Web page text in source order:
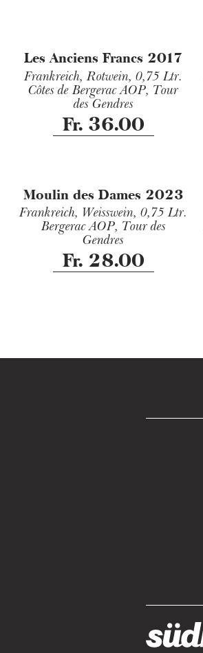
Les Anciens Francs 2017
Frankreich, Rotwein,0,75 Ltr.
Côtes de Bergerac AOP, Tour
des Gendres
Fr. 36.00
Moulin des Dames 2023
Frankreich, Weisswein,0,75 Ltr.
Bergerac AOP, Tour des
Gendres
Fr. 28.00